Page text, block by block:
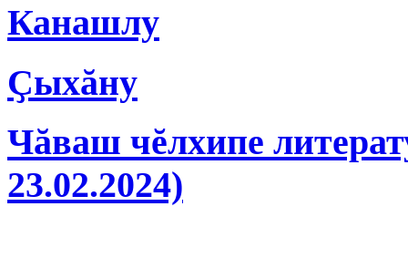
Канашлу
Ҫыхăну
Чăваш чĕлхипе
23.02.2024)